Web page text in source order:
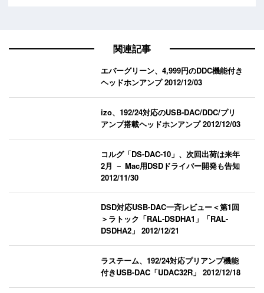
関連記事
エバーグリーン、4,999円のDDC機能付き
ヘッドホンアンプ2012/12/03
izo、192/24対応のUSB-DAC/DDC/プリ
アンプ搭載ヘッドホンアンプ2012/12/03
コルグ「DS-DAC-10」、次回出荷は来年
2月 － Mac用DSDドライバー開発も告知
2012/11/30
DSD対応USB-DAC一斉レビュー＜第1回
＞ラトック「RAL-DSDHA1」「RAL-
DSDHA2」2012/12/21
ラステーム、192/24対応プリアンプ機能
付きUSB-DAC「UDAC32R」2012/12/18